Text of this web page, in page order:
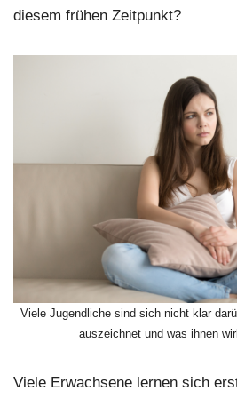
diesem frühen Zeitpunkt?
Viele Jugendliche sind sich nicht klar
auszeichnet und was ihnen
Viele Erwachsene lernen sich